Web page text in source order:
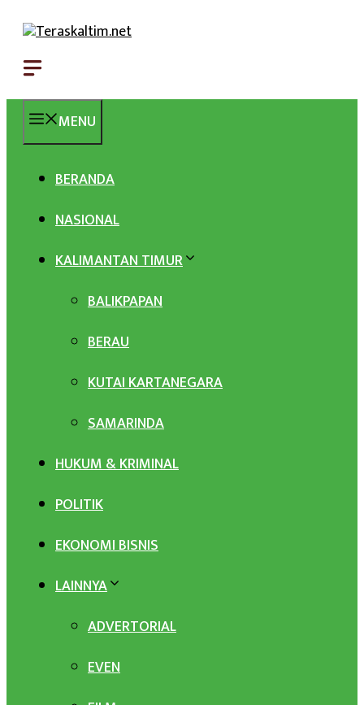
MENU
BERANDA
NASIONAL
KALIMANTAN TIMUR
BALIKPAPAN
BERAU
KUTAI KARTANEGARA
SAMARINDA
HUKUM & KRIMINAL
POLITIK
EKONOMI BISNIS
LAINNYA
ADVERTORIAL
EVEN